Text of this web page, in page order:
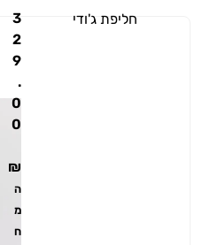
3
2
9
.
0
0
₪
ה
מ
ח
חליפת ג'ודי